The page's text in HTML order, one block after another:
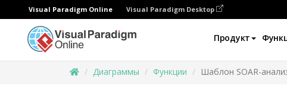
Visual Paradigm Online Visual Paradigm Desktop
Продукт
Диаграммы Функции Шаблон SOAR-